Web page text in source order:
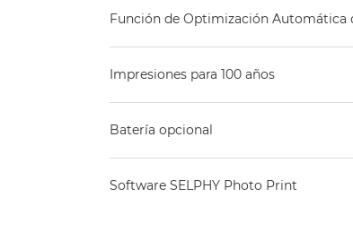
Función de Optimización Automática
Impresiones para 100 años
Batería opcional
Software SELPHY Photo Print